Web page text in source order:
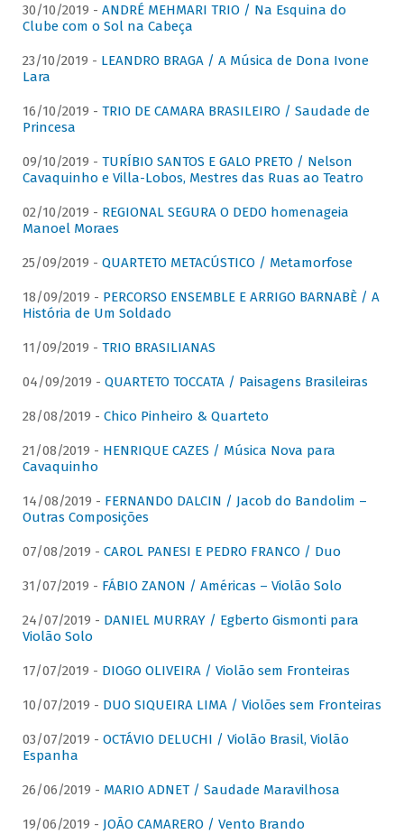
30/10/2019 - ANDRÉ MEHMARI TRIO / Na Esquina do
Clube com o Sol na Cabeça
23/10/2019 - LEANDRO BRAGA / A Música de Dona Ivone
Lara
16/10/2019 - TRIO DE CAMARA BRASILEIRO / Saudade de
Princesa
09/10/2019 - TURÍBIO SANTOS E GALO PRETO / Nelson
Cavaquinho e Villa-Lobos, Mestres das Ruas ao Teatro
02/10/2019 - REGIONAL SEGURA O DEDO homenageia
Manoel Moraes
25/09/2019 - QUARTETO METACÚSTICO / Metamorfose
18/09/2019 - PERCORSO ENSEMBLE E ARRIGO BARNABÈ / A
História de Um Soldado
11/09/2019 - TRIO BRASILIANAS
04/09/2019 - QUARTETO TOCCATA / Paisagens Brasileiras
28/08/2019 - Chico Pinheiro & Quarteto
21/08/2019 - HENRIQUE CAZES / Música Nova para
Cavaquinho
14/08/2019 - FERNANDO DALCIN / Jacob do Bandolim –
Outras Composições
07/08/2019 - CAROL PANESI E PEDRO FRANCO / Duo
31/07/2019 - FÁBIO ZANON / Américas – Violão Solo
24/07/2019 - DANIEL MURRAY / Egberto Gismonti para
Violão Solo
17/07/2019 - DIOGO OLIVEIRA / Violão sem Fronteiras
10/07/2019 - DUO SIQUEIRA LIMA / Violões sem Fronteiras
03/07/2019 - OCTÁVIO DELUCHI / Violão Brasil, Violão
Espanha
26/06/2019 - MARIO ADNET / Saudade Maravilhosa
19/06/2019 - JOÃO CAMARERO / Vento Brando